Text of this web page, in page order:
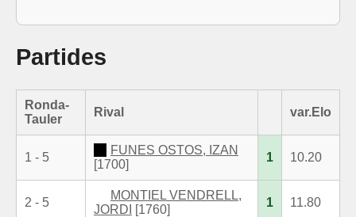
Partides
Ronda-
Tauler
Rival var.Elo
1 - 5
FUNES OSTOS, IZAN
[1700]
1 10.20
2 - 5
MONTIEL VENDRELL,
JORDI
[1760]
1 11.80